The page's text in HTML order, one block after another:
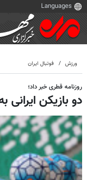
ورزش فوتبال ایران
روزنامه قطری خبر داد؛
دو بازیکن ایرانی